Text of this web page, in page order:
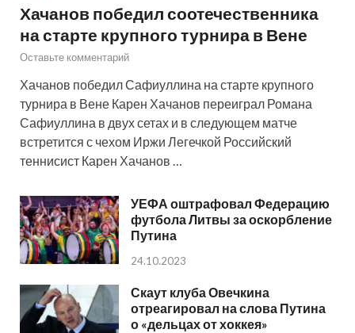
Хачанов победил соотечественника
на старте крупного турнира в Вене
Оставьте комментарий
Хачанов победил Сафиуллина на старте крупного
турнира в Вене Карен Хачанов переиграл Романа
Сафиуллина в двух сетах и в следующем матче
встретится с чехом Иржи Легечкой Российский
теннисист Карен Хачанов …
УЕФА оштрафовал Федерацию
футбола Литвы за оскорбление
Путина
24.10.2023
Скаут клуба Овечкина
отреагировал на слова Путина
о «дельцах от хоккея»